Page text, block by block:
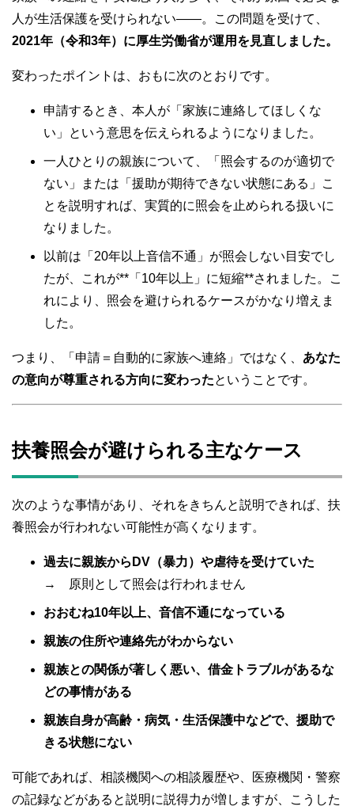
人が生活保護を受けられない――。この問題を受けて、
2021年（令和3年）に厚生労働省が運用を見直しました。
変わったポイントは、おもに次のとおりです。
申請するとき、本人が「家族に連絡してほしくな
い」という意思を伝えられるようになりました。
一人ひとりの親族について、「照会するのが適切で
ない」または「援助が期待できない状態にある」こ
とを説明すれば、実質的に照会を止められる扱いに
なりました。
以前は「20年以上音信不通」が照会しない目安でし
たが、これが**「10年以上」に短縮**されました。こ
れにより、照会を避けられるケースがかなり増えま
した。
つまり、「申請＝自動的に家族へ連絡」ではなく、 あなた
の意向が尊重される方向に変わったということです。
扶養照会が避けられる主なケース
次のような事情があり、それをきちんと説明できれば、扶
養照会が行われない可能性が高くなります。
過去に親族からDV（暴力）や虐待を受けていた
→ 原則として照会は行われません
おおむね10年以上、音信不通になっている
親族の住所や連絡先がわからない
親族との関係が著しく悪い、借金トラブルがあるな
どの事情がある
親族自身が高齢・病気・生活保護中などで、援助で
きる状態にない
可能であれば、相談機関への相談履歴や、医療機関・警察
の記録などがあると説明に説得力が増しますが、こうした